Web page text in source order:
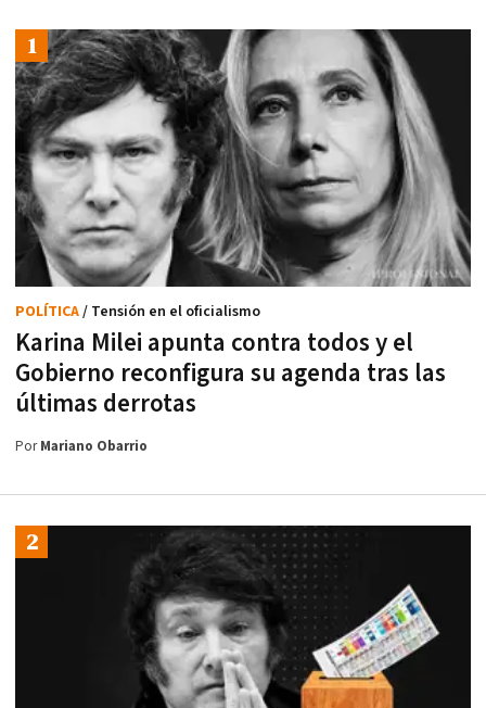
Karina Milei apunta contra todos y el
Gobierno reconfigura su agenda tras las
últimas derrotas
POLÍTICA/ Tensión en el oficialismo
PorMariano Obarrio